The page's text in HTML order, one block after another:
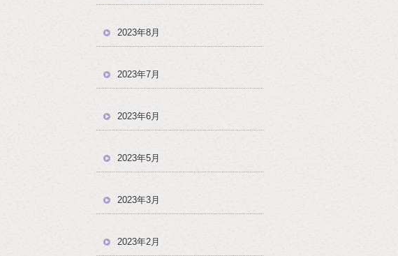
2023年8月
2023年7月
2023年6月
2023年5月
2023年3月
2023年2月